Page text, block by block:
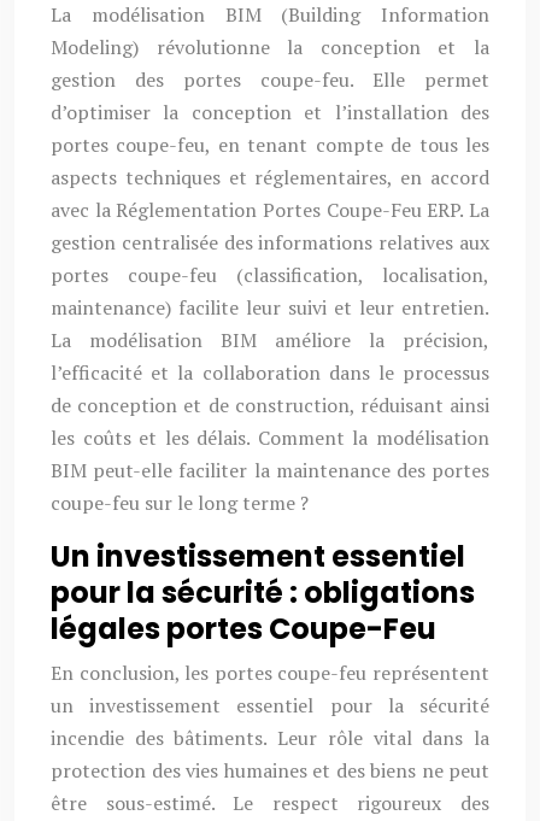
La modélisation BIM (Building Information
Modeling) révolutionne la conception et la
gestion des portes coupe-feu. Elle permet
d’optimiser la conception et l’installation des
portes coupe-feu, en tenant compte de tous les
aspects techniques et réglementaires, en accord
avec la Réglementation Portes Coupe-Feu ERP. La
gestion centralisée des informations relatives aux
portes coupe-feu (classification, localisation,
maintenance) facilite leur suivi et leur entretien.
La modélisation BIM améliore la précision,
l’efficacité et la collaboration dans le processus
de conception et de construction, réduisant ainsi
les coûts et les délais. Comment la modélisation
BIM peut-elle faciliter la maintenance des portes
coupe-feu sur le long terme ?
Un investissement essentiel
pour la sécurité : obligations
légales portes Coupe-Feu
En conclusion, les portes coupe-feu représentent
un investissement essentiel pour la sécurité
incendie des bâtiments. Leur rôle vital dans la
protection des vies humaines et des biens ne peut
être sous-estimé. Le respect rigoureux des